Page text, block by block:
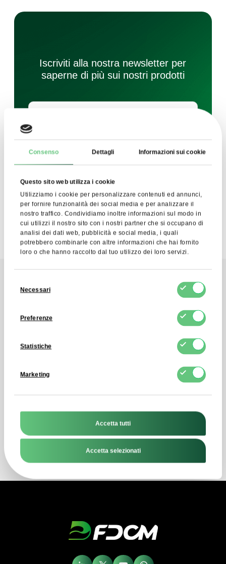
Consenso Dettagli Informazioni sui cookie
Questo sito web utilizza i cookie
Utilizziamo i cookie per personalizzare contenuti ed annunci,
per fornire funzionalità dei social media e per analizzare il
nostro traffico. Condividiamo inoltre informazioni sul modo in
cui utilizzi il nostro sito con i nostri partner che si occupano di
analisi dei dati web, pubblicità e social media, i quali
potrebbero combinarle con altre informazioni che hai fornito
loro o che hanno raccolto dal tuo utilizzo dei loro servizi.
delNecessari
Preferenze
Statistiche
Marketing
Accetta tutti
Accetta selezionati
Iscriviti alla nostra newsletter per
saperne di più sui nostri prodotti
Acconsento al trattamento dei miei dati personali da
Newsletter. So che posso ritirare questo consenso in
Contatto
Invia un messaggio
contatto e ricevi una risposta diretta
alla tua domanda entro quattro ore
Invia un messaggio